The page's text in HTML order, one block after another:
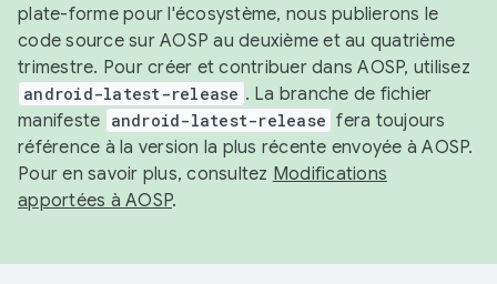
plate-forme pour l'écosystème, nous publierons le
code source sur AOSP au deuxième et au quatrième
trimestre. Pour créer et contribuer dans AOSP, utilisez
android-latest-release . La branche de fichier
manifeste android-latest-release fera toujours
référence à la version la plus récente envoyée à AOSP.
Pour en savoir plus, consultez Modifications
apportées à AOSP.